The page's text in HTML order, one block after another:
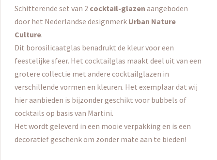
Schitterende set van 2 cocktail-glazen aangeboden
door het Nederlandse designmerk Urban Nature
Culture.
Dit borosilicaatglas benadrukt de kleur voor een
feestelijke sfeer. Het cocktailglas maakt deel uit van een
grotere collectie met andere cocktailglazen in
verschillende vormen en kleuren. Het exemplaar dat wij
hier aanbieden is bijzonder geschikt voor bubbels of
cocktails op basis van Martini.
Het wordt geleverd in een mooie verpakking en is een
decoratief geschenk om zonder mate aan te bieden!